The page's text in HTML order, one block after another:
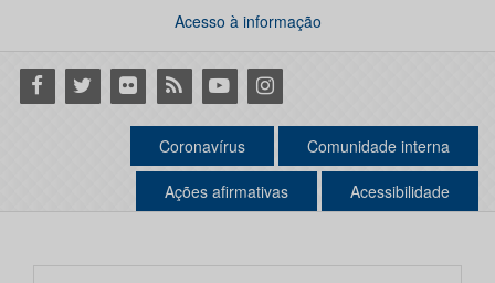
Acesso à informação
Facebook
Twitter Flickr RSS YoutubeInstagram
Coronavírus Comunidade interna
Ações afirmativas Acessibilidade